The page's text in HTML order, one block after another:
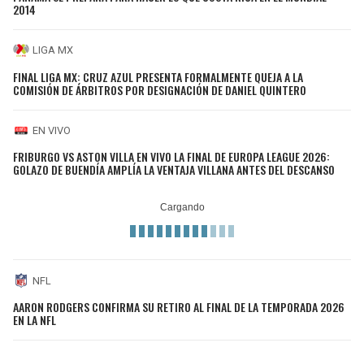
2014
LIGA MX
FINAL LIGA MX: CRUZ AZUL PRESENTA FORMALMENTE QUEJA A LA
COMISIÓN DE ÁRBITROS POR DESIGNACIÓN DE DANIEL QUINTERO
EN VIVO
FRIBURGO VS ASTON VILLA EN VIVO LA FINAL DE EUROPA LEAGUE 2026:
GOLAZO DE BUENDÍA AMPLÍA LA VENTAJA VILLANA ANTES DEL DESCANSO
NFL
AARON RODGERS CONFIRMA SU RETIRO AL FINAL DE LA TEMPORADA 2026
EN LA NFL